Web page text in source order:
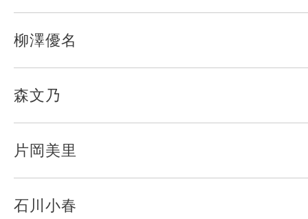
柳澤優名
森文乃
片岡美里
石川小春